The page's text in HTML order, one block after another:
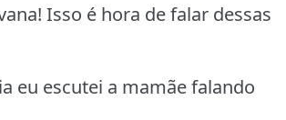
Isso é hora de falar dessas
eu escutei a mamãe falando